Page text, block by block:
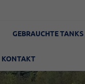
GEBRAUCHTE TANKS
KONTAKT